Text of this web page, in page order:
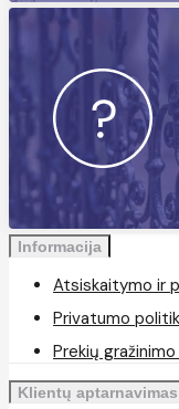
Informacija
Atsiskaitymo ir
Privatumo
Prekių
Klientų aptarnavimas